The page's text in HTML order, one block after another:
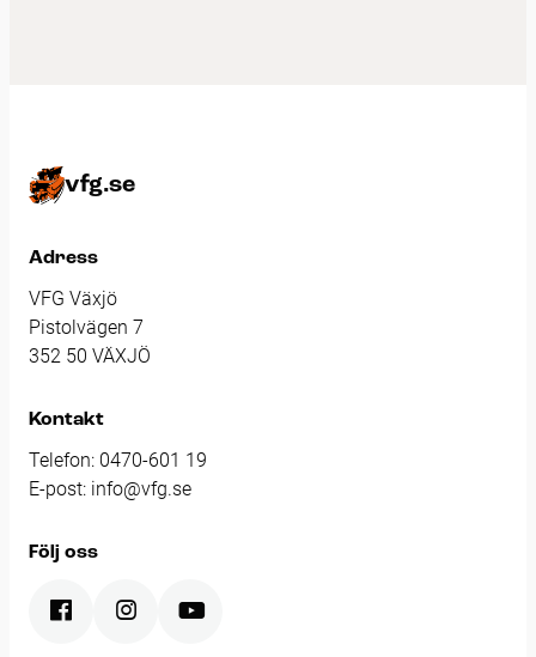
vfg.se
Adress
VFG Växjö
Pistolvägen 7
352 50 VÄXJÖ
Kontakt
Telefon: 0470-601 19
E-post: info@vfg.se
Följ oss